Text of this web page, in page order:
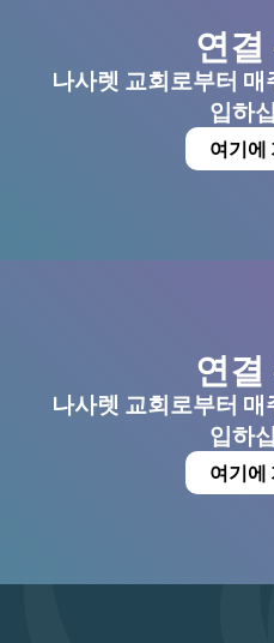
연결
나사렛 교회로부터
입하
여기에
연결
나사렛 교회로부터
입하
여기에